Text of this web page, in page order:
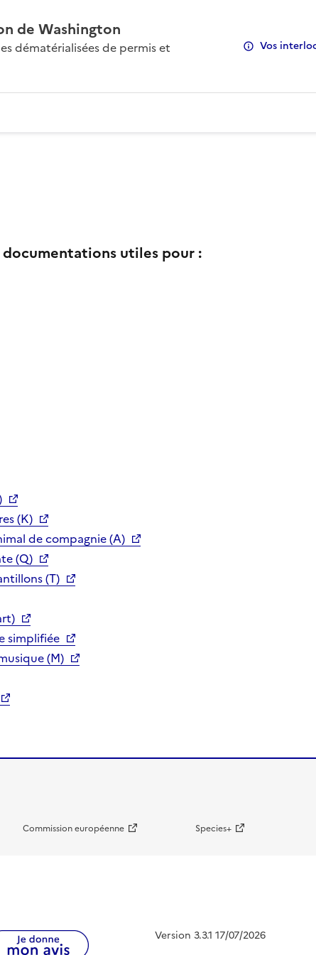
de Washington
dématérialisées de permis et
Vos
utiles pour :
(K)
de compagnie (A)
(Q)
(T)
simplifiée
(M)
Commission européenne Species+
Version 3.3.1 17/07/2026